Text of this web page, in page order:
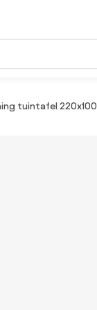
tuintafel